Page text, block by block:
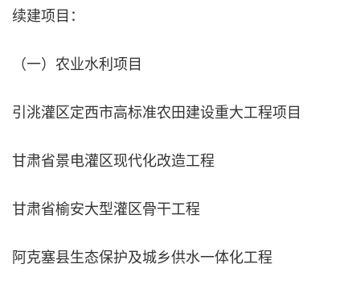
续建项目：
（一）农业水利项目
引洮灌区定西市高标准农田建设重大工程项目
甘肃省景电灌区现代化改造工程
甘肃省榆安大型灌区骨干工程
阿克塞县生态保护及城乡供水一体化工程